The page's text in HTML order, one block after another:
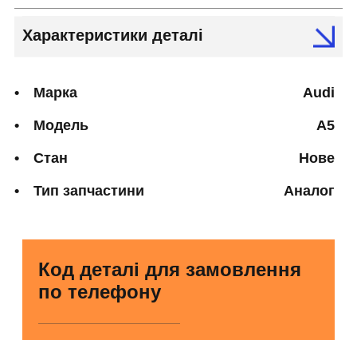
Характеристики деталі
Марка Audi
Модель A5
Стан Нове
Тип запчастини Аналог
Код деталі для замовлення
по телефону